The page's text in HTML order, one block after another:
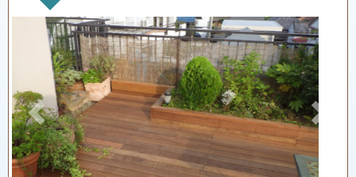
Previous Next